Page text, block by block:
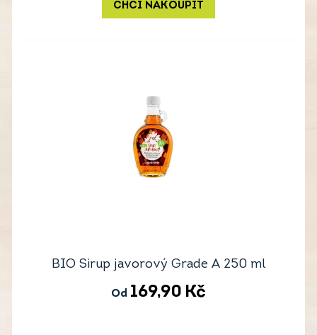
CHCI NAKOUPIT
BIO Sirup javorový Grade A 250 ml
Od 169,90 Kč